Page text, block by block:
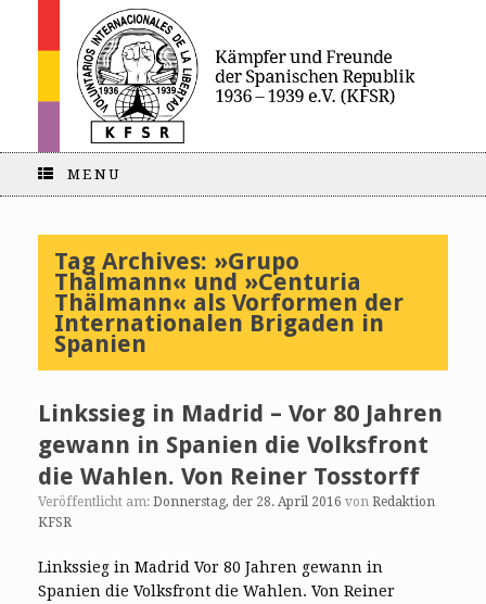
MENU
Tag Archives: »Grupo
Thälmann« und »Centuria
Thälmann« als Vorformen der
Internationalen Brigaden in
Spanien
Linkssieg in Madrid – Vor 80 Jahren
gewann in Spanien die Volksfront
die Wahlen. Von Reiner Tosstorff
Veröffentlicht am: Donnerstag, der 28. April 2016 von Redaktion
KFSR
Linkssieg in Madrid Vor 80 Jahren gewann in
Spanien die Volksfront die Wahlen. Von Reiner